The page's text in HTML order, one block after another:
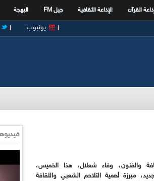
القرآن الإذاعة الثقافية جيل FM البهجة
يوتيوب
والفنون، وفاء شعلال، هذا الخميس،
مبرزة أهمية التلاحم الشعبي والثقافة